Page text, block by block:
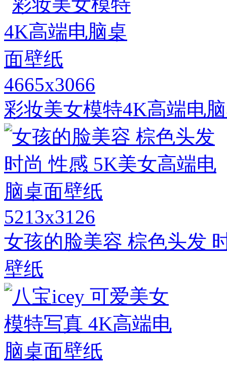
4665x3066
彩妆美女模特4K高端电
5213x3126
女孩的脸美容 棕色头发
壁纸